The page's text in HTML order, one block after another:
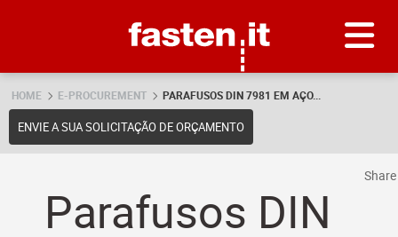
HOME E-PROCUREMENT PARAFUSOS DIN 7981 EM AÇO...
ENVIE A SUA SOLICITAÇÃO DE ORÇAMENTO
Parafusos DIN
Share